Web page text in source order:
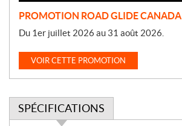
PROMOTION ROAD GLIDE CANADA
Du 1er juillet 2026 au 31 août 2026.
VOIR CETTE PROMOTION
SPÉCIFICATIONS